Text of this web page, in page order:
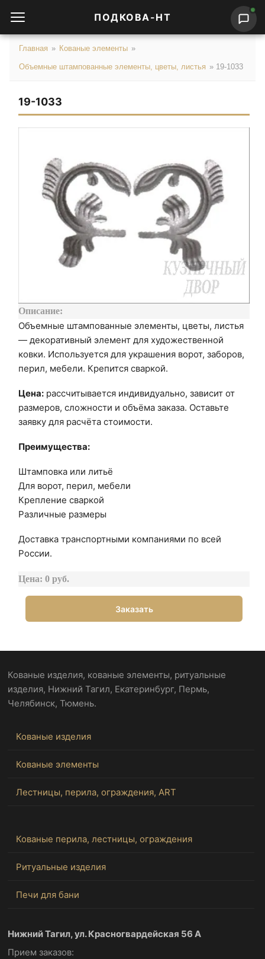
ПОДКОВА-НТ
Главная » Кованые элементы »
Объемные штампованные элементы, цветы, листья » 19-1033
19-1033
Описание:
Объемные штампованные элементы, цветы, листья
— декоративный элемент для художественной
ковки. Используется для украшения ворот, заборов,
перил, мебели. Крепится сваркой.
Цена: рассчитывается индивидуально, зависит от
размеров, сложности и объёма заказа. Оставьте
заявку для расчёта стоимости.
Преимущества:
Штамповка или литьё
Для ворот, перил, мебели
Крепление сваркой
Различные размеры
Доставка транспортными компаниями по всей
России.
Цена: 0 руб.
Заказать
Кованые изделия, кованые элементы, ритуальные
изделия, Нижний Тагил, Екатеринбург, Пермь,
Челябинск, Тюмень.
Кованые изделия
Кованые элементы
Лестницы, перила, ограждения, ART
Кованые перила, лестницы, ограждения
Ритуальные изделия
Печи для бани
Нижний Тагил, ул. Красногвардейская 56 А
Прием заказов: